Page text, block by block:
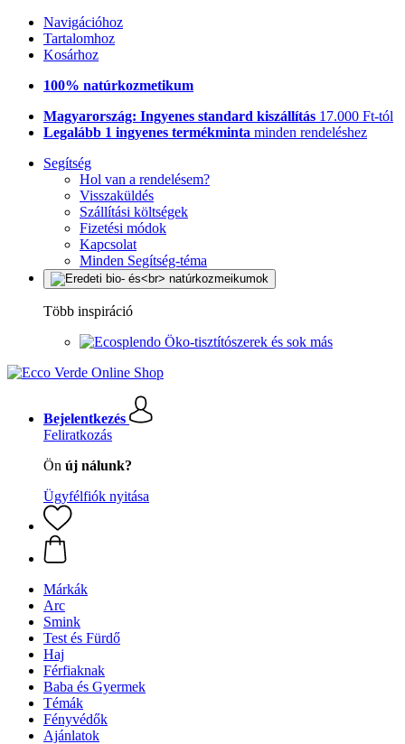
Navigációhoz
Tartalomhoz
Kosárhoz
100% natúrkozmetikum
Magyarország: Ingyenes standard kiszállítás 17.000 Ft-tól
Legalább 1 ingyenes termékminta minden rendeléshez
Segítség
Hol van a rendelésem?
Visszaküldés
Szállítási költségek
Fizetési módok
Kapcsolat
Minden Segítség-téma
Több inspiráció
Öko-tisztítószerek és sok más
Bejelentkezés
Feliratkozás
Ön új nálunk?
Ügyfélfiók nyitása
Márkák
Arc
Smink
Test és Fürdő
Haj
Férfiaknak
Baba és Gyermek
Témák
Fényvédők
Ajánlatok